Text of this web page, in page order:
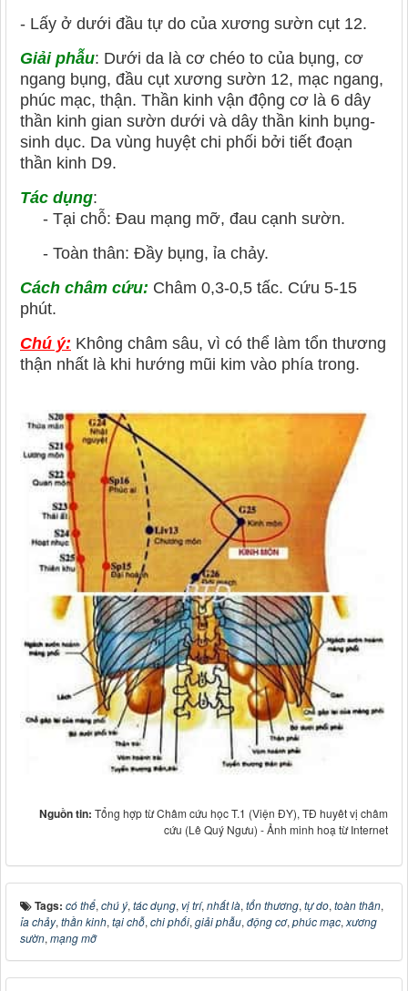
- Lấy ở dưới đầu tự do của xương sườn cụt 12.
Giải phẫu: Dưới da là cơ chéo to của bụng, cơ
ngang bụng, đầu cụt xương sườn 12, mạc ngang,
phúc mạc, thận. Thần kinh vận động cơ là 6 dây
thần kinh gian sườn dưới và dây thần kinh bụng-
sinh dục. Da vùng huyệt chi phối bởi tiết đoạn
thần kinh D9.
Tác dụng:
- Tại chỗ: Đau mạng mỡ, đau cạnh sườn.
- Toàn thân: Đầy bụng, ỉa chảy.
Cách châm cứu: Châm 0,3-0,5 tấc. Cứu 5-15
phút.
Chú ý: Không châm sâu, vì có thể làm tổn thương
thận nhất là khi hướng mũi kim vào phía trong.
Nguồn tin: Tổng hợp từ Châm cứu học T.1 (Viện ĐY), TĐ huyêt vị châm
cứu (Lê Quý Ngưu) - Ảnh minh hoạ từ Internet
Tags: có thể, chú ý, tác dụng, vị trí, nhất là, tổn thương, tự do, toàn thân,
ỉa chảy, thần kinh, tại chỗ, chi phối, giải phẫu, động cơ, phúc mạc, xương
sườn, mạng mỡ